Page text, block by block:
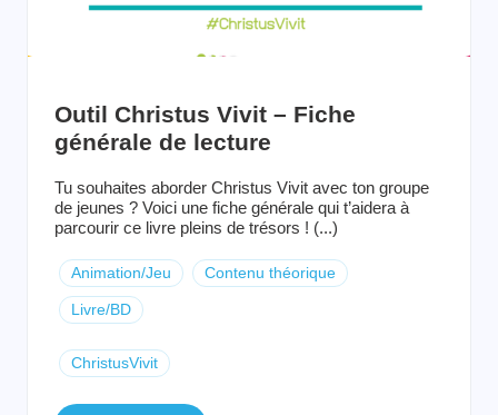
Outil Christus Vivit – Fiche
générale de lecture
Tu souhaites aborder Christus Vivit avec ton groupe
de jeunes ? Voici une fiche générale qui t’aidera à
parcourir ce livre pleins de trésors ! (...)
Animation/Jeu Contenu théorique
Livre/BD
ChristusVivit